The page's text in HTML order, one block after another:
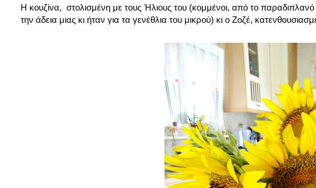
Η κουζίνα, στολισμένη με τους Ήλιους του (κομμένοι, από το
την άδεια μιας κι ήταν για τα γενέθλια του μικρού) κι ο Ζοζέ,